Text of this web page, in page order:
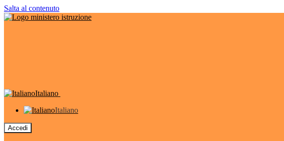
Salta al contenuto
Italiano
Italiano
Accedi